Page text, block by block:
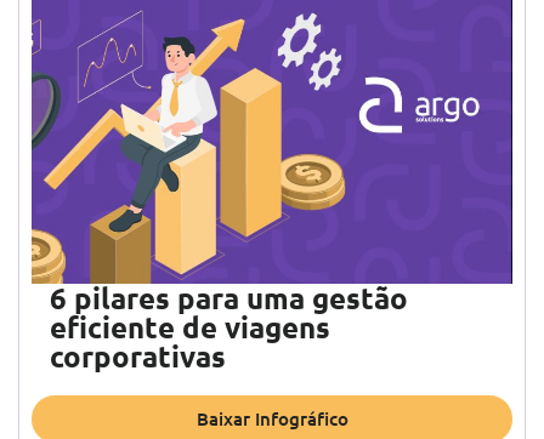
6 pilares para uma gestão
eficiente de viagens
corporativas
Baixar Infográfico